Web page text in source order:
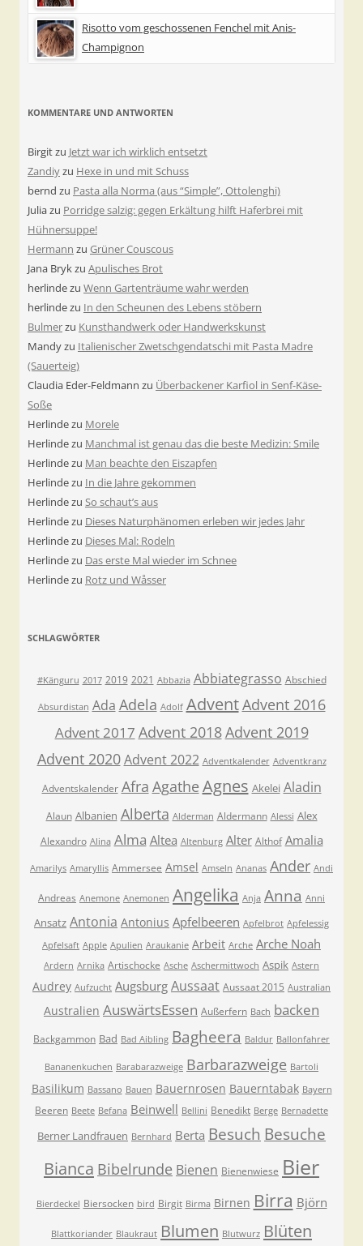
Risotto vom geschossenen Fenchel mit Anis-
Champignon
KOMMENTARE UND ANTWORTEN
Birgitzu Jetzt war ich wirklich entsetzt
Zandiyzu Hexe in und mit Schuss
bernd zu Pasta alla Norma (aus “Simple”, Ottolenghi)
Juliazu Porridge salzig: gegen Erkältung hilft Haferbrei mit
Hühnersuppe!
Hermann zu Grüner Couscous
Jana Brykzu Apulisches Brot
herlindezu Wenn Gartenträume wahr werden
herlindezu In den Scheunen des Lebens stöbern
Bulmerzu Kunsthandwerk oder Handwerkskunst
Mandyzu Italienischer Zwetschgendatschi mit Pasta Madre
(Sauerteig)
Claudia Eder-Feldmann zu Überbackener Karfiol in Senf-Käse-
Soße
Herlindezu Morele
Herlindezu Manchmal ist genau das die beste Medizin: Smile
Herlindezu Man beachte den Eiszapfen
Herlindezu In die Jahre gekommen
Herlindezu So schaut’s aus
Herlindezu Dieses Naturphänomen erleben wir jedes Jahr
Herlindezu Dieses Mal: Rodeln
Herlindezu Das erste Mal wieder im Schnee
Herlindezu Rotz und Wåsser
SCHLAGWÖRTER
#Känguru 2017 2019 2021 Abbazia Abbiategrasso Abschied
Absurdistan Ada Adela Adolf AdventAdvent 2016
Advent 2017 Advent 2018Advent 2019
Advent 2020 Advent 2022 Adventkalender Adventkranz
Adventskalender Afra Agathe Agnes Akelei Aladin
Alaun Albanien Alberta Alderman Aldermann Alessi Alex
Alexandro Alina Alma Altea Altenburg Alter Althof Amalia
Amarilys Amaryllis Ammersee Amsel Amseln Ananas Ander Andi
Andreas Anemone Anemonen Angelika Anja Anna Anni
Ansatz Antonia Antonius Apfelbeeren Apfelbrot Apfelessig
Apfelsaft Apple Apulien Araukanie Arbeit Arche Arche Noah
Ardern Arnika Artischocke Asche Aschermittwoch Aspik Astern
Audrey Aufzucht Augsburg Aussaat Aussaat 2015 Australian
Australien AuswärtsEssen Außerfern Bach backen
Backgammon Bad Bad Aibling Bagheera Baldur Ballonfahrer
Bananenkuchen Barabarazweige Barbarazweige Bartoli
Basilikum Bassano Bauen Bauernrosen Bauerntabak Bayern
Beeren Beete Befana Beinwell Bellini Benedikt Berge Bernadette
Berner Landfrauen Bernhard Berta Besuch Besuche
Bianca Bibelrunde Bienen Bienenwiese Bier
Bierdeckel Biersocken bird Birgit Birma Birnen Birra Björn
Blattkoriander Blaukraut Blumen Blutwurz Blüten